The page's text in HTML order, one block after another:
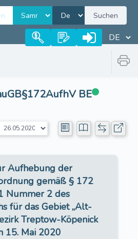
Suchen
BE
Aufhebung der
gemäß § 172
Nummer 2 des
für das Gebiet „Alt-
Treptow-Köpenick
15. Mai 2020